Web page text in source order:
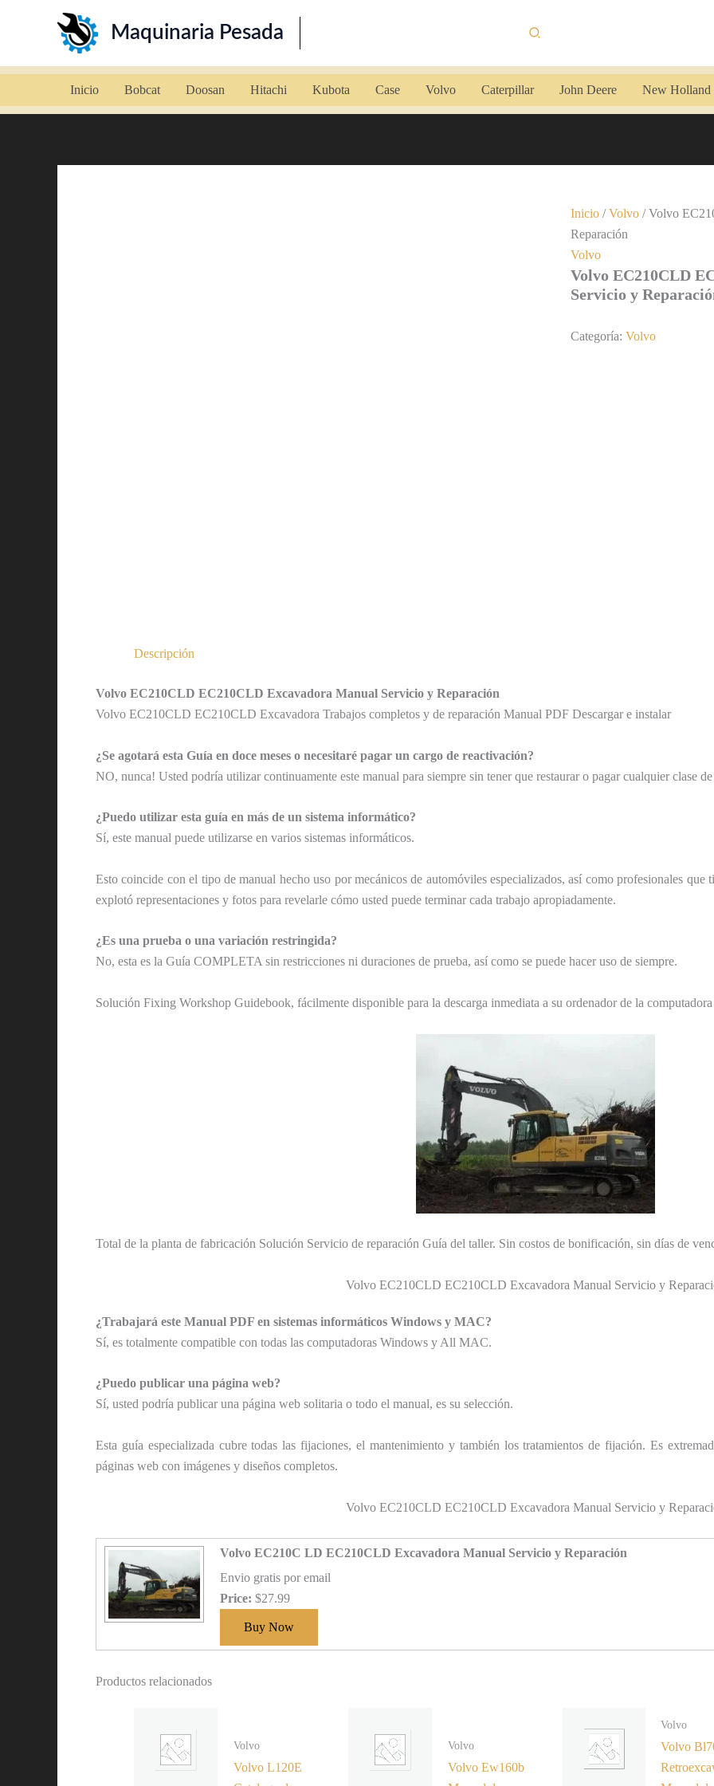
Maquinaria Pesada Buscar
Inicio Bobcat Doosan Hitachi Kubota Case Volvo Caterpillar John Deere New Holland
Inicio /Volvo / Volvo
Reparación
Volvo
Volvo EC210CLD
Servicio y
Categoría:Volvo
Descripción
Volvo EC210CLD EC210CLD Excavadora Manual Servicio y Reparación
Volvo EC210CLD EC210CLD Excavadora Trabajos completos y de reparación Manual PDF Descargar e instalar
¿Se agotará esta Guía en doce meses o necesitaré pagar un cargo de reactivación?
NO, nunca! Usted podría utilizar continuamente este manual para siempre sin tener que restaurar o pagar cualquier clase
¿Puedo utilizar esta guía en más de un sistema informático?
Sí, este manual puede utilizarse en varios sistemas informáticos.
Esto coincide con el tipo de manual hecho uso por mecánicos de automóviles especializados, así como profesionales
explotó representaciones y fotos para revelarle cómo usted puede terminar cada trabajo apropiadamente.
¿Es una prueba o una variación restringida?
No, esta es la Guía COMPLETA sin restricciones ni duraciones de prueba, así como se puede hacer uso de siempre.
Solución Fixing Workshop Guidebook, fácilmente disponible para la descarga inmediata a su ordenador de la
Total de la planta de fabricación Solución Servicio de reparación Guía del taller. Sin costos de bonificación, sin días de
Volvo EC210CLD EC210CLD Excavadora Manual Servicio y
¿Trabajará este Manual PDF en sistemas informáticos Windows y MAC?
Sí, es totalmente compatible con todas las computadoras Windows y All MAC.
¿Puedo publicar una página web?
Sí, usted podría publicar una página web solitaria o todo el manual, es su selección.
Esta guía especializada cubre todas las fijaciones, el mantenimiento y también los tratamientos de fijación. Es
páginas web con imágenes y diseños completos.
Volvo EC210CLD EC210CLD Excavadora Manual Servicio y
Volvo EC210C LD EC210CLD Excavadora Manual Servicio y Reparación
Envio gratis por email
Price: $27.99
Productos relacionados
Volvo
Volvo L120E
Volvo
Volvo Ew160b
Volvo
Volvo